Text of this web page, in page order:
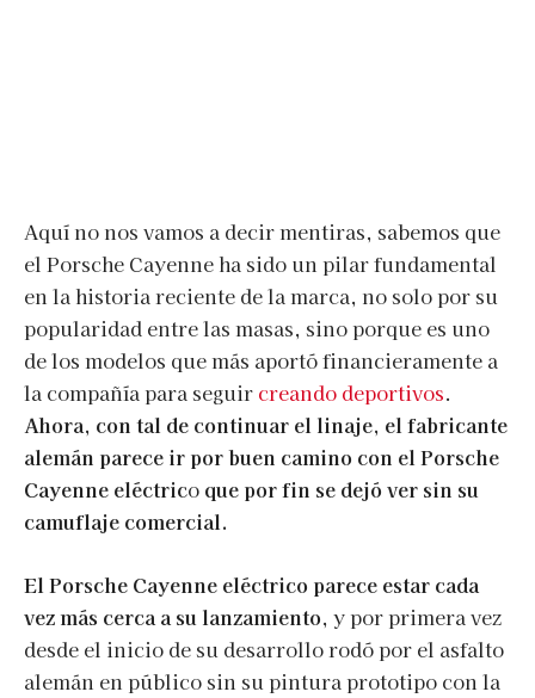
Aquí no nos vamos a decir mentiras, sabemos que
el Porsche Cayenne ha sido un pilar fundamental
en la historia reciente de la marca, no solo por su
popularidad entre las masas, sino porque es uno
de los modelos que más aportó financieramente a
la compañía para seguir creando deportivos.
Ahora, con tal de continuar el linaje, el fabricante
alemán parece ir por buen camino con el Porsche
Cayenne eléctrico que por fin se dejó ver sin su
camuflaje comercial.
El Porsche Cayenne eléctrico parece estar cada
vez más cerca a su lanzamiento, y por primera vez
desde el inicio de su desarrollo rodó por el asfalto
alemán en público sin su pintura prototipo con la